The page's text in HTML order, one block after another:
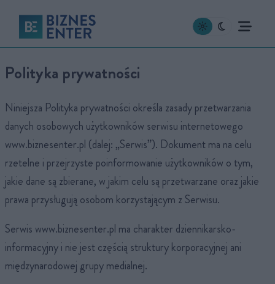
Polityka prywatności
Niniejsza Polityka prywatności określa zasady przetwarzania
danych osobowych użytkowników serwisu internetowego
www.biznesenter.pl (dalej: „Serwis”). Dokument ma na celu
rzetelne i przejrzyste poinformowanie użytkowników o tym,
jakie dane są zbierane, w jakim celu są przetwarzane oraz jakie
prawa przysługują osobom korzystającym z Serwisu.
Serwis www.biznesenter.pl ma charakter dziennikarsko-
informacyjny i nie jest częścią struktury korporacyjnej ani
międzynarodowej grupy medialnej.